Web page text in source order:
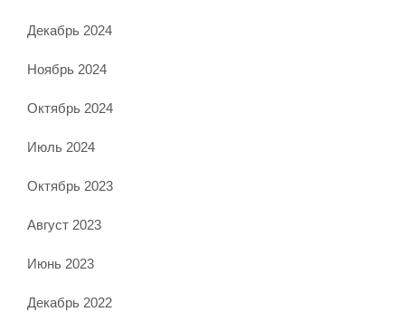
Декабрь 2024
Ноябрь 2024
Октябрь 2024
Июль 2024
Октябрь 2023
Август 2023
Июнь 2023
Декабрь 2022